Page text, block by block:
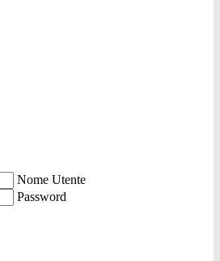
Nome Utente
Password